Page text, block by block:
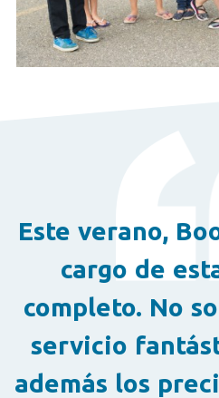
Este verano,
cargo de
completo. No
servicio
además los